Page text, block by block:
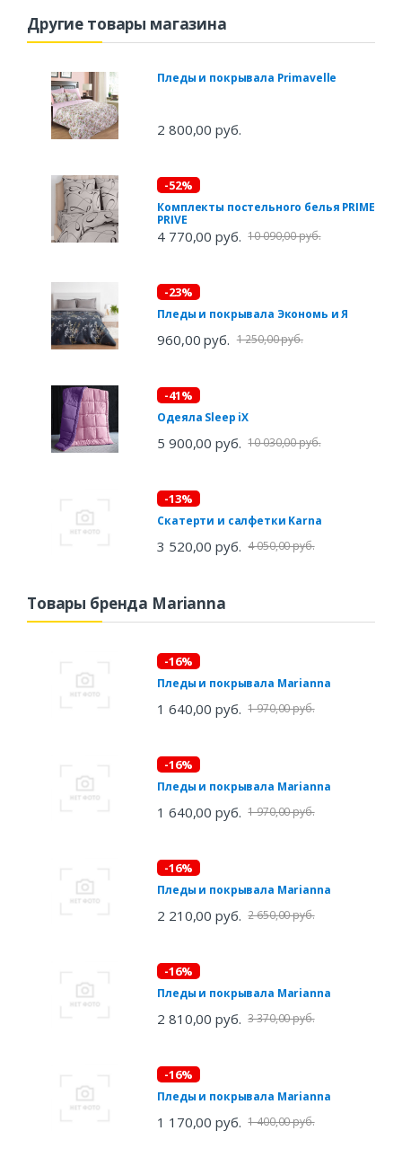
Другие товары магазина
Пледы и покрывала Primavelle
2 800,00 руб.
-52%
Комплекты постельного белья PRIME
PRIVE
4 770,00 руб. 10 090,00 руб.
-23%
Пледы и покрывала Экономь и Я
960,00 руб. 1 250,00 руб.
-41%
Одеяла Sleep iX
5 900,00 руб. 10 030,00 руб.
-13%
Скатерти и салфетки Karna
3 520,00 руб. 4 050,00 руб.
Товары бренда Marianna
-16%
Пледы и покрывала Marianna
1 640,00 руб. 1 970,00 руб.
-16%
Пледы и покрывала Marianna
1 640,00 руб. 1 970,00 руб.
-16%
Пледы и покрывала Marianna
2 210,00 руб. 2 650,00 руб.
-16%
Пледы и покрывала Marianna
2 810,00 руб. 3 370,00 руб.
-16%
Пледы и покрывала Marianna
1 170,00 руб. 1 400,00 руб.